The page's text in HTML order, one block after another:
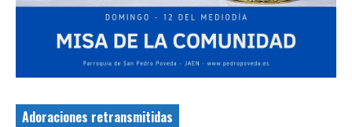
Adoraciones retransmitidas